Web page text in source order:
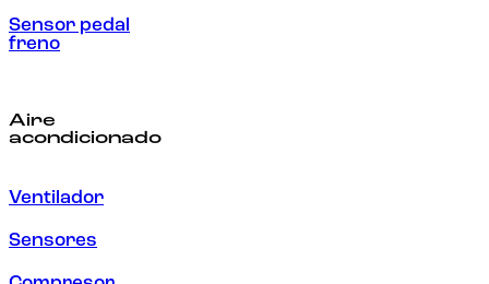
Sensor pedal
freno
Aire
acondicionado
Ventilador
Sensores